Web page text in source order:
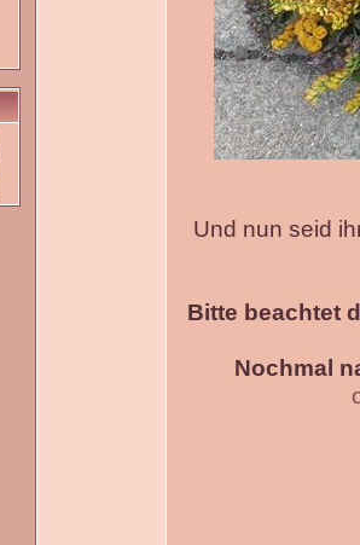
Und nun seid
Bitte beachtet
Nochmal